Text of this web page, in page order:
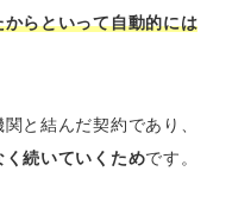
からといって自動的には
と結んだ契約であり、
続いていくためです。